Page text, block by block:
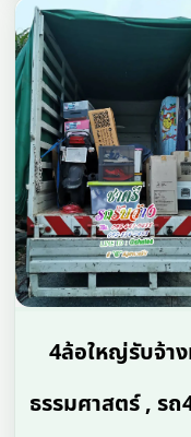
4ล้อใหญ่รับจ้า
ธรรมศาสตร์ , รถ